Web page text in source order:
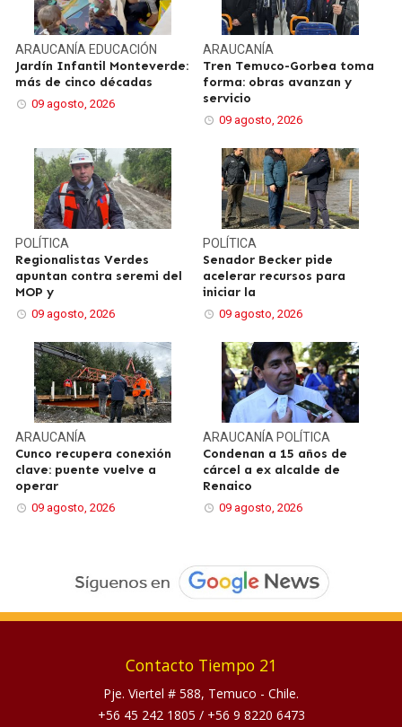
ARAUCANÍA EDUCACIÓN
Jardín Infantil Monteverde:
más de cinco décadas
09 agosto, 2026
ARAUCANÍA
Tren Temuco-Gorbea toma
forma: obras avanzan y
servicio
09 agosto, 2026
POLÍTICA
Regionalistas Verdes
apuntan contra seremi del
MOP y
09 agosto, 2026
POLÍTICA
Senador Becker pide
acelerar recursos para
iniciar la
09 agosto, 2026
ARAUCANÍA
Cunco recupera conexión
clave: puente vuelve a
operar
09 agosto, 2026
ARAUCANÍA POLÍTICA
Condenan a 15 años de
cárcel a ex alcalde de
Renaico
09 agosto, 2026
Contacto Tiempo 21
Pje. Viertel # 588, Temuco - Chile.
+56 45 242 1805 / +56 9 8220 6473